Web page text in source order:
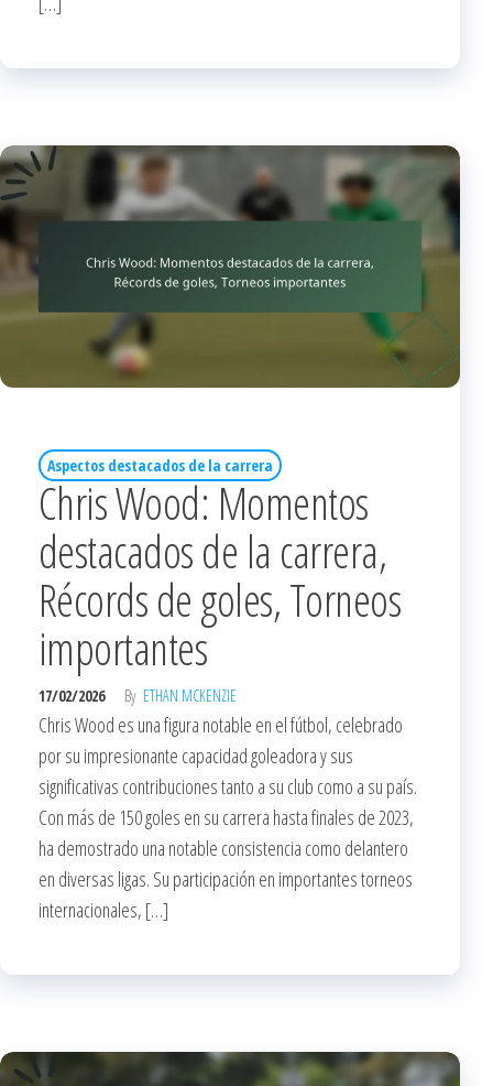
Aspectos destacados de la carrera
Chris Wood: Momentos
destacados de la carrera,
Récords de goles, Torneos
importantes
17/02/2026 By ETHAN MCKENZIE
Chris Wood es una figura notable en el fútbol, celebrado
por su impresionante capacidad goleadora y sus
significativas contribuciones tanto a su club como a su país.
Con más de 150 goles en su carrera hasta finales de 2023,
ha demostrado una notable consistencia como delantero
en diversas ligas. Su participación en importantes torneos
internacionales, […]